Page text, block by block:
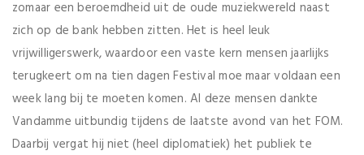
zomaar een beroemdheid uit de oude muziekwereld naast
zich op de bank hebben zitten. Het is heel leuk
vrijwilligerswerk, waardoor een vaste kern mensen jaarlijks
terugkeert om na tien dagen Festival moe maar voldaan een
week lang bij te moeten komen. Al deze mensen dankte
Vandamme uitbundig tijdens de laatste avond van het FOM.
Daarbij vergat hij niet (heel diplomatiek) het publiek te